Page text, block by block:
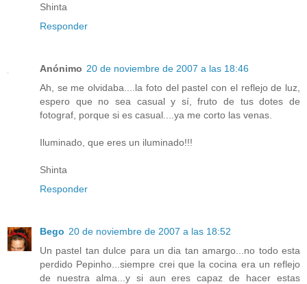
Shinta
Responder
Anónimo 20 de noviembre de 2007 a las 18:46
Ah, se me olvidaba....la foto del pastel con el reflejo de luz,
espero que no sea casual y sí, fruto de tus dotes de
fotograf, porque si es casual....ya me corto las venas.
Iluminado, que eres un iluminado!!!
Shinta
Responder
Bego 20 de noviembre de 2007 a las 18:52
Un pastel tan dulce para un dia tan amargo...no todo esta
perdido Pepinho...siempre crei que la cocina era un reflejo
de nuestra alma...y si aun eres capaz de hacer estas